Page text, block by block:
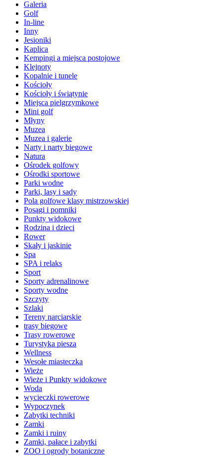
Galeria
Golf
In-line
Inny
Jesioniki
Kaplica
Kempingi a miejsca postojowe
Klejnoty
Kopalnie i tunele
Kościoły
Kościoły i świątynie
Miejsca pielgrzymkowe
Mini golf
Młyny
Muzea
Muzea i galerie
Narty i narty biegowe
Natura
Ośrodek golfowy
Ośrodki sportowe
Parki wodne
Parki, lasy i sady
Pola golfowe klasy mistrzowskiej
Posągi i pomniki
Punkty widokowe
Rodzina i dzieci
Rower
Skały i jaskinie
Spa
SPA i relaks
Sport
Sporty adrenalinowe
Sporty wodne
Szczyty
Szlaki
Tereny narciarskie
trasy biegowe
Trasy rowerowe
Turystyka piesza
Wellness
Wesołe miasteczka
Wieże
Wieże i Punkty widokowe
Woda
wycieczki rowerowe
Wypoczynek
Zabytki techniki
Zamki
Zamki i ruiny
Zamki, pałace i zabytki
ZOO i ogrody botaniczne